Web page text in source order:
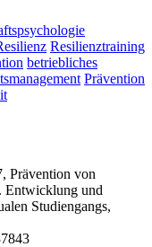
Resilienztraining
betriebliches
Prävention
Prävention von
Entwicklung und
Studiengangs,